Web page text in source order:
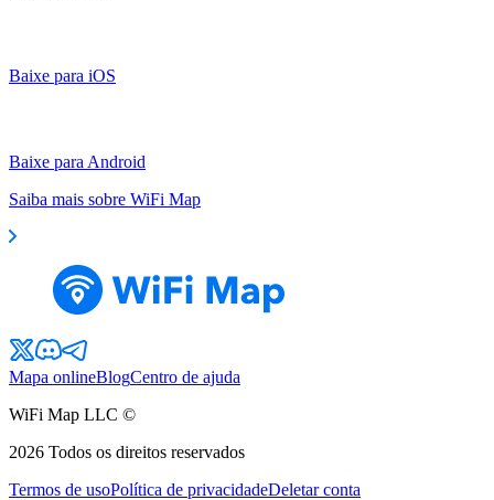
Baixe para iOS
Baixe para Android
Saiba mais sobre WiFi Map
Mapa onlineBlogCentro de ajuda
WiFi Map LLC ©
2026 Todos os direitos reservados
Termos de usoPolítica de privacidadeDeletar conta